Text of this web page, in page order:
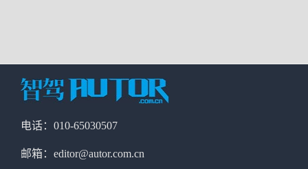
电话：010-65030507
邮箱：editor@autor.com.cn